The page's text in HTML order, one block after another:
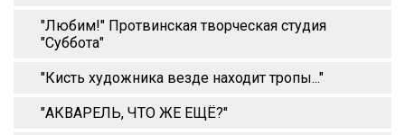
"Любим!" Протвинская творческая студия
"Суббота"
"Кисть художника везде находит тропы..."
"АКВАРЕЛЬ, ЧТО ЖЕ ЕЩЁ?"